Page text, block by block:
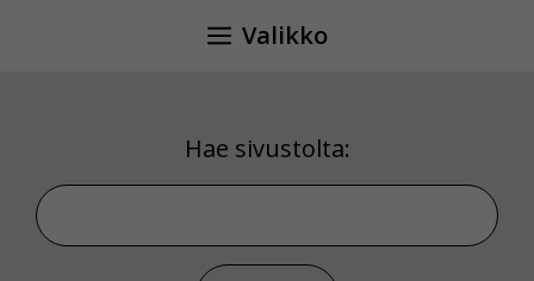
Valikko
Hae sivustolta:
Hae sivustolta